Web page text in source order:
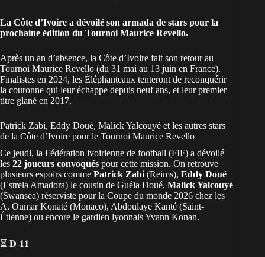
La Côte d’Ivoire a dévoilé son armada de stars pour la
prochaine édition du Tournoi Maurice Revello.
Après un an d’absence, la Côte d’Ivoire fait son retour au
Tournoi Maurice Revello (du 31 mai au 13 juin en France).
Finalistes en 2024, les Éléphanteaux tenteront de reconquérir
la couronne qui leur échappe depuis neuf ans, et leur premier
titre glané en 2017.
Patrick Zabi, Eddy Doué, Malick Yalcouyé et les autres stars
de la Côte d’Ivoire pour le Tournoi Maurice Revello
Ce jeudi, la Fédération ivoirienne de football (FIF) a dévoilé
les 22 joueurs convoqués pour cette mission. On retrouve
plusieurs espoirs comme Patrick Zabi (Reims), Eddy Doué
(Estrela Amadora) le cousin de Guéla Doué, Malick Yalcouyé
(Swansea) réserviste pour la Coupe du monde 2026 chez les
A, Oumar Konaté (Monaco), Abdoulaye Kanté (Saint-
Étienne) ou encore le gardien lyonnais Yvann Konan.
⏳ 𝐃-𝟏𝟏